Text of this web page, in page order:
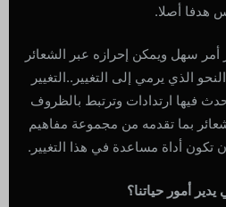
هدفا أصلا.
أمر سهل ويمكن إحرازه عبر الشعائر
الذي يرمي إلى التغيير..التغيير
فيها ارتدادات وترتبط بالظروف
بما تقدمه من مجموعة مفاهيم
أن تكون أداة مساعدة في هذا التغيير.
أمور حياتنا؟